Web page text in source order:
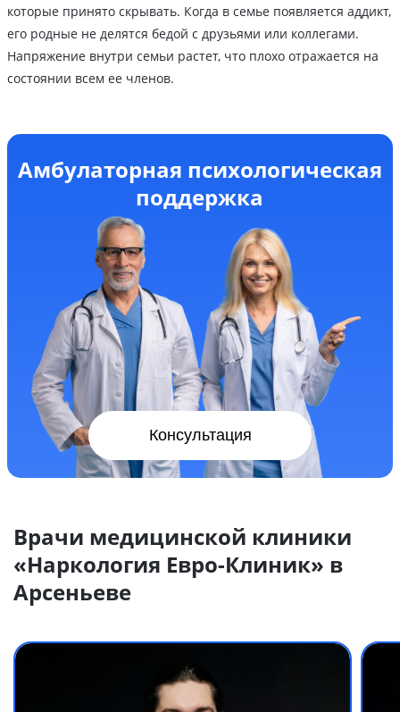
которые принято скрывать. Когда в семье появляется аддикт,
его родные не делятся бедой с друзьями или коллегами.
Напряжение внутри семьи растет, что плохо отражается на
состоянии всем ее членов.
Амбулаторная психологическая
поддержка
Консультация
Врачи медицинской клиники
«Наркология Евро-Клиник» в
Арсеньеве